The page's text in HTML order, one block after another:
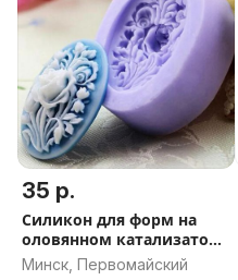
35 р.
Силикон для форм на
оловянном катализаторе
твердость от 10 до 40
Минск, Первомайский